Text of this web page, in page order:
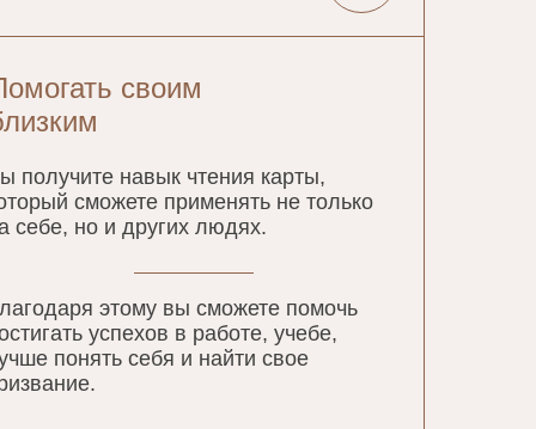
своим
получите навык чтения карты,
сможете применять не только
себе, но и других людях.
этому вы сможете помочь
успехов в работе, учебе,
понять себя и найти свое